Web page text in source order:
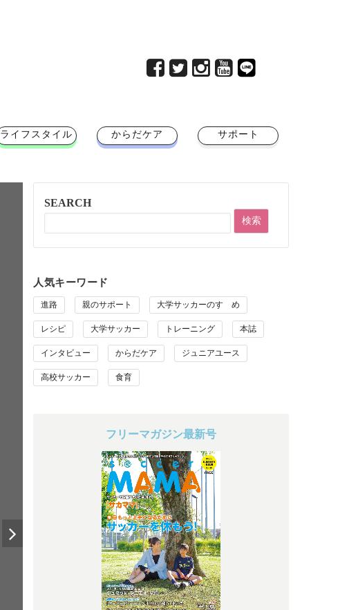
ライフスタイル からだケア サポート
SEARCH
人気キーワード
進路 親のサポート 大学サッカーのすゝめ
レシピ 大学サッカー トレーニング 本誌
インタビュー からだケア ジュニアユース
高校サッカー 食育
フリーマガジン最新号